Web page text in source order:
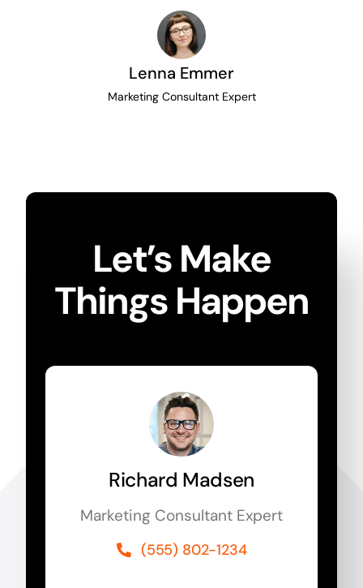
Lenna Emmer
Marketing Consultant Expert
Let’s Make
Things Happen
Richard Madsen
Marketing Consultant Expert
(555) 802-1234